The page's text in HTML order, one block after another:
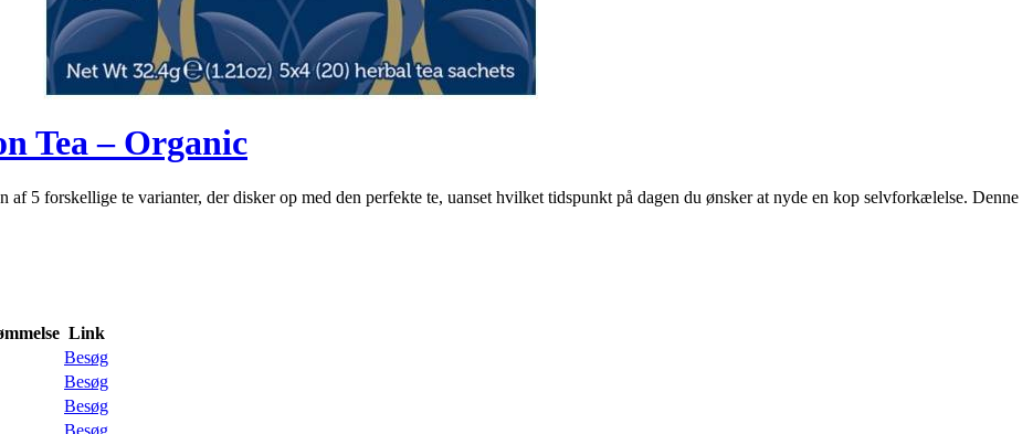
Tea – Organic
5 forskellige te varianter, der disker op med den perfekte te, uanset hvilket tidspunkt på dagen du ønsker at nyde en kop selvforkælelse. Denne
Link
Besøg
Besøg
Besøg
Besøg